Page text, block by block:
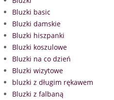
Bluzki basic
Bluzki damskie
Bluzki hiszpanki
Bluzki koszulowe
Bluzki na co dzień
Bluzki wizytowe
bluzki z długim rękawem
Bluzki z falbaną